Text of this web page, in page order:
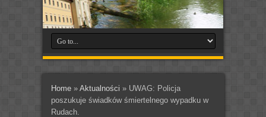
Home» Aktualności » UWAG: Policja
poszukuje świadków śmiertelnego wypadku w
Rudach.